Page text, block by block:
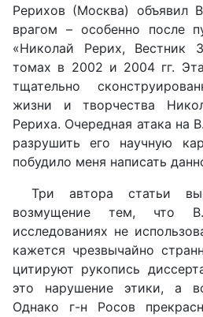
Рерихов (Москва) объявил
врагом – особенно после
«Николай Рерих, Вестник
томах в 2002 и 2004 гг.
тщательно
жизни и творчества
Рериха. Очередная атака на
разрушить его научную
побудило меня написать
Три автора статьи
возмущение тем, что
исследованиях не
кажется чрезвычайно
цитируют рукопись
это нарушение этики, а
Однако г-н Росов